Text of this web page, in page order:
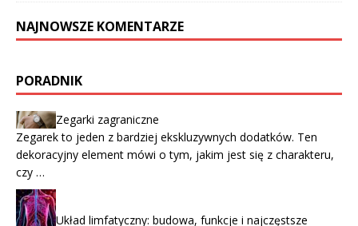
NAJNOWSZE KOMENTARZE
PORADNIK
Zegarki zagraniczne
Zegarek to jeden z bardziej ekskluzywnych dodatków. Ten
dekoracyjny element mówi o tym, jakim jest się z charakteru,
czy …
Układ limfatyczny: budowa, funkcje i najczęstsze